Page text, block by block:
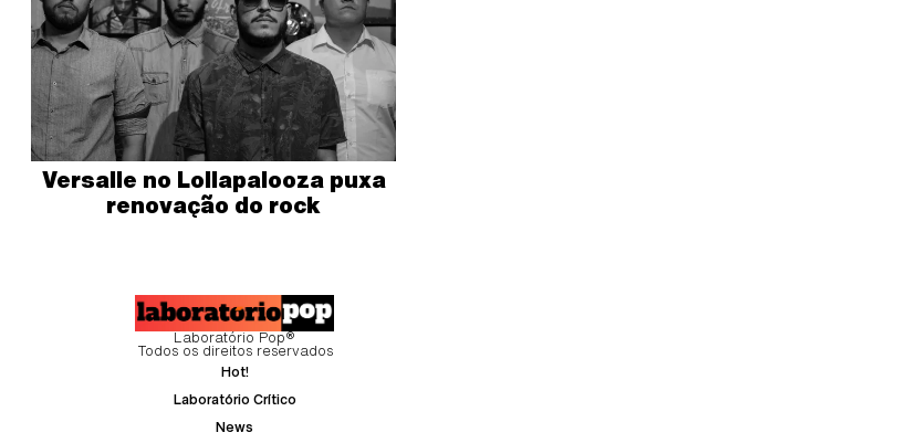
Versalle no Lollapalooza puxa
renovação do rock
Laboratório Pop®
Todos os direitos reservados
Hot!
Laboratório Crítico
News